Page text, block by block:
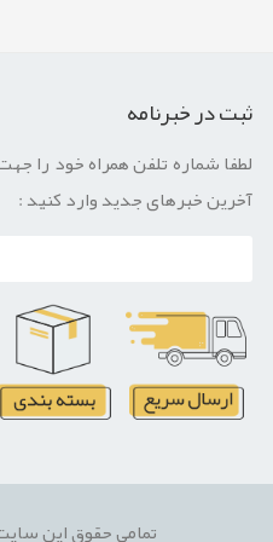
ثبت در خبرنامه
لطفا شماره تلفن همراه خود را
آخرین خبرهای جدید وارد کنید :
تمامی حقوق این